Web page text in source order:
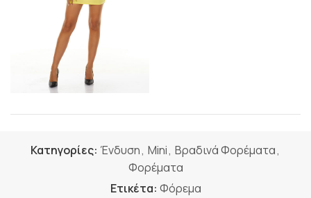
Κατηγορίες: Ένδυση, Mini, Βραδινά Φορέματα,
Φορέματα
Ετικέτα: Φόρεμα